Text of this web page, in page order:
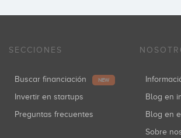
SECCIONES
Buscar financiación NEW
Invertir en startups
Preguntas frecuentes
Blog en
Blog en
Sobre